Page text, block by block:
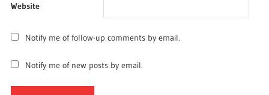
Website
Notify me of follow-up comments by email.
Notify me of new posts by email.